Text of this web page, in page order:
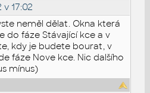
17:02
neměl dělat. Okna která
do fáze Stávající kce a v
kdy je budete bourat, v
fáze Nove kce. Nic dalšího
mínus)